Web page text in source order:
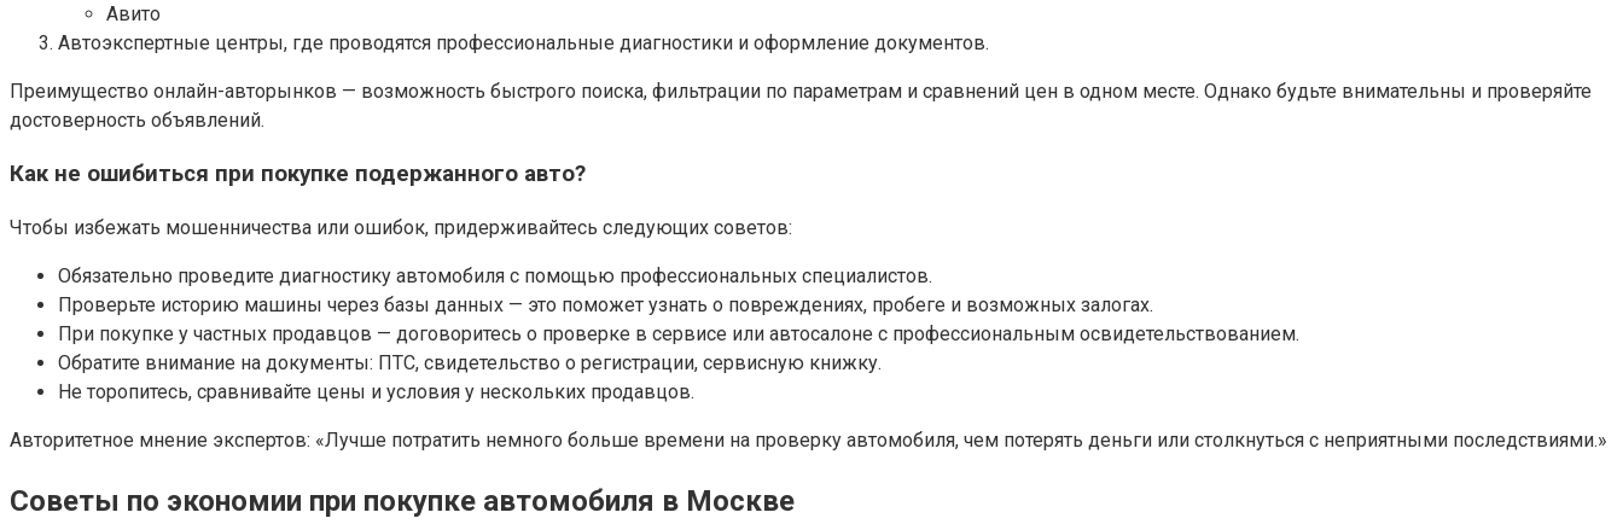
Авито
Автоэкспертные центры, где проводятся профессиональные диагностики и оформление документов.
Преимущество онлайн-авторынков — возможность быстрого поиска, фильтрации по параметрам и сравнений цен в одном месте. Однако будьте внимательны и проверяйте
достоверность объявлений.
Как не ошибиться при покупке подержанного авто?
Чтобы избежать мошенничества или ошибок, придерживайтесь следующих советов:
Обязательно проведите диагностику автомобиля с помощью профессиональных специалистов.
Проверьте историю машины через базы данных — это поможет узнать о повреждениях, пробеге и возможных залогах.
При покупке у частных продавцов — договоритесь о проверке в сервисе или автосалоне с профессиональным освидетельствованием.
Обратите внимание на документы: ПТС, свидетельство о регистрации, сервисную книжку.
Не торопитесь, сравнивайте цены и условия у нескольких продавцов.
Авторитетное мнение экспертов: «Лучше потратить немного больше времени на проверку автомобиля, чем потерять деньги или столкнуться с неприятными последствиями.»
Советы по экономии при покупке автомобиля в Москве